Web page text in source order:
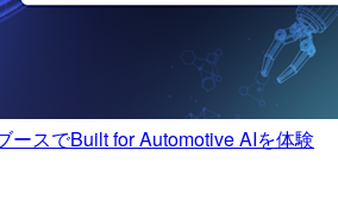
ースでBuilt for Automotive AIを体験